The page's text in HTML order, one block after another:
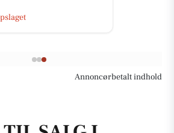
Annoncørbetalt indhold